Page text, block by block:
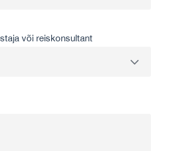
või reiskonsultant